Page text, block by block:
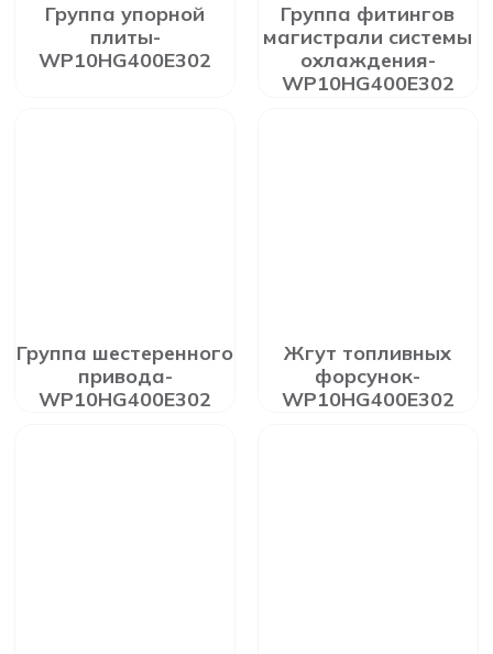
Группа упорной
плиты-
WP10HG400E302
Группа фитингов
магистрали системы
охлаждения-
WP10HG400E302
Группа шестеренного
привода-
WP10HG400E302
Жгут топливных
форсунок-
WP10HG400E302